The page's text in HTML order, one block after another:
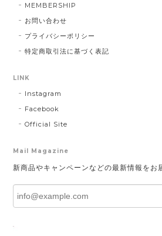
MEMBERSHIP
お問い合わせ
プライバシーポリシー
特定商取引法に基づく表記
LINK
Instagram
Facebook
Official Site
Mail Magazine
新商品やキャンペーンなどの最新情報をお